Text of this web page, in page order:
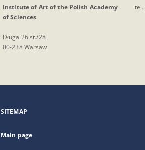
Institute of Art of the Polish Academy
of Sciences
Długa 26 st./28
00-238 Warsaw
tel.
SITEMAP
Main page